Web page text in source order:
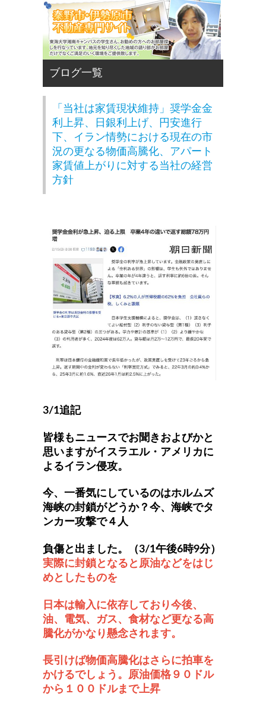
「当社は家賃現状維持」奨学金金
利上昇、日銀利上げ、円安進行
下、イラン情勢における現在の市
況の更なる物価高騰化、アパート
家賃値上がりに対する当社の経営
方針
3/1追記
皆様もニュースでお聞きおよびかと
思いますがイスラエル・アメリカに
よるイラン侵攻。
今、一番気にしているのはホルムズ
海峡の封鎖がどうか？今、海峡でタ
ンカー攻撃で４人
負傷と出ました。（3/1午後6時9分）
実際に封鎖となると原油などをはじ
めとしたものを
日本は輸入に依存しており今後、
油、電気、ガス、食材など更なる高
騰化がかなり懸念されます。
長引けば物価高騰化はさらに拍車を
かけるでしょう。原油価格９０ドル
から１００ドルまで上昇